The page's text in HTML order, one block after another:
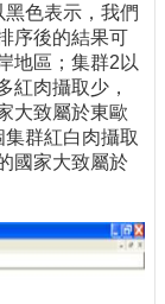
色表示，我們
序後的結果可
地區；集群2以
紅肉攝取少，
大致屬於東歐
群紅白肉攝取
國家大致屬於